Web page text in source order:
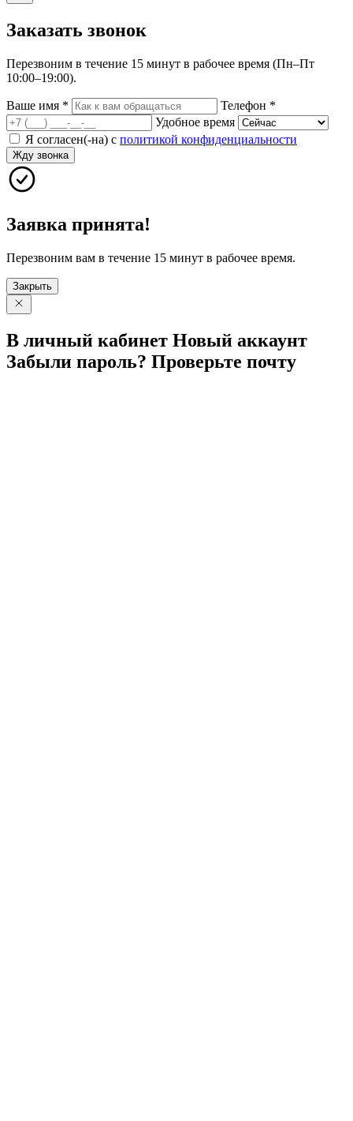
Заказать звонок
Перезвоним в течение 15 минут в рабочее время (Пн–Пт
10:00–19:00).
Ваше имя * Телефон *
Удобное время
Я согласен(-на) с политикой конфиденциальности
Жду звонка
Заявка принята!
Перезвоним вам в течение 15 минут в рабочее время.
Закрыть
В личный кабинет Новый аккаунт
Забыли пароль? Проверьте почту